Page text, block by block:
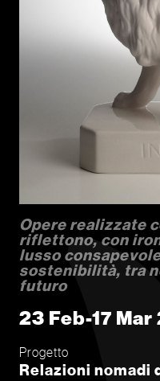
Opere realizzate
riflettono, con
lusso
sostenibilità, tra
futuro
23 Feb-17
Progetto
Relazioni nomadi